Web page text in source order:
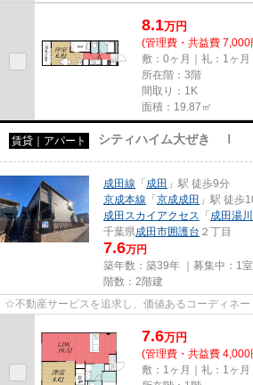
8.1万円
(管理費・共益費 7,000
敷：0ヶ月｜礼：1ヶ月
所在階：3階
間取り：1K
面積：19.87㎡
賃貸｜アパート シティハイム大ぜき Ⅰ
成田線 「成田 」駅 徒歩9分
京成本線 「京成成田 」駅 徒歩
成田スカイアクセス
「成田湯川
千葉県成田市囲護台 ２丁目
7.6万円
築年数：築39年 ｜募集中： 1室
階数：2階建
☆不動産サービスを追求し、価値あるコーディネ
7.6万円
(管理費・共益費 4,000
敷：1ヶ月｜礼：1ヶ月